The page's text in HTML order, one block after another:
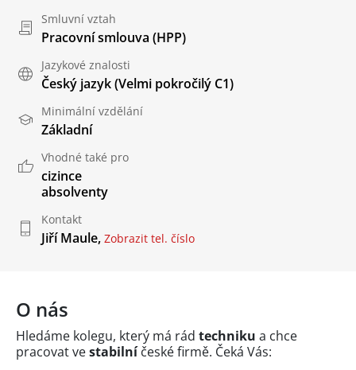
Smluvní vztah
Pracovní smlouva (HPP)
Jazykové znalosti
Český jazyk(Velmi pokročilý C1)
Minimální vzdělání
Základní
Vhodné také pro
cizince
absolventy
Kontakt
Jiří Maule, Zobrazit tel. číslo
O nás
Hledáme kolegu, který má rád techniku a chce
pracovat vestabilníčeské firmě. Čeká Vás: